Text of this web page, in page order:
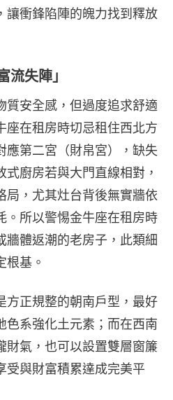
讓衝鋒陷陣的魄力找到釋放
流失陣」
質安全感，但過度追求舒適
座在租房時切忌租住西北方
應第二宮（財帛宮），缺失
廚房若與大門直線相對，
局，尤其灶台背後無實牆依
。所以警惕金牛座在租房時
牆體返潮的老房子，此類細
根基。
方正規整的朝南戶型，最好
色系強化土元素；而在西南
財氣，也可以設置雙層窗簾
受與財富積累達成完美平